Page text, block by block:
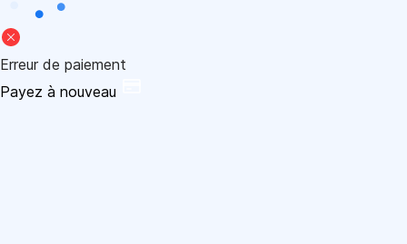
Erreur de paiement
Payez à nouveau